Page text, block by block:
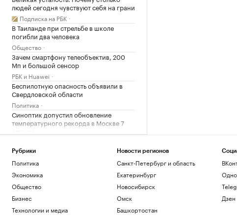
людей сегодня чувствуют себя на грани
Подписка на РБК
В Таиланде при стрельбе в школе
погибли два человека
Общество
Зачем смартфону телеобъектив, 200
Мп и большой сенсор
РБК и Huawei
Беспилотную опасность объявили в
Свердловской области
Политика
Синоптик допустил обновление
температурного рекорда в Москве 7
августа
Умерла заслуженный тренер России по
фехтованию Фаина Саевич
Минтранс предложил способ
финансирования защиты трасс от БПЛА
Политика
Супруге главы издательства «Джем»
Рубрики
Политика
Экономика
Общество
Бизнес
Технологии и медиа
Новости регионов
Санкт-Петербург и область
Екатеринбург
Новосибирск
Омск
Башкортостан
Дзен